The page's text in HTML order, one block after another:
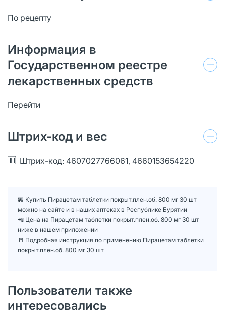
По рецепту
Информация в
Государственном реестре
лекарственных средств
Перейти
Штрих-код и вес
Штрих-код: 4607027766061, 4660153654220
🏪 Купить Пирацетам таблетки покрыт.плен.об. 800 мг 30 шт
можно на сайте и в наших аптеках в Республике Бурятии
📲 Цена на Пирацетам таблетки покрыт.плен.об. 800 мг 30 шт
ниже в нашем приложении
📒 Подробная инструкция по применению Пирацетам таблетки
покрыт.плен.об. 800 мг 30 шт
Пользователи также
интересовались